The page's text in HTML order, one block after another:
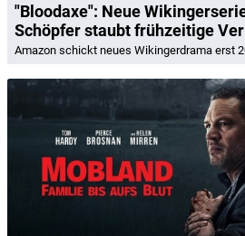
"Bloodaxe": Neue
Schöpfer staubt frühzeitige
Amazon schickt neues Wikingerdrama erst